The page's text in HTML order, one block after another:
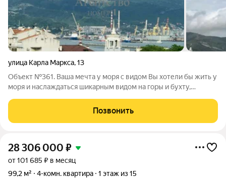
улица Карла Маркса,13
Объект №361. Ваша мечта у моря с видом Вы хотели бы жить у
моря и наслаждаться шикарным видом на горы и бухту,
предложение создано именно для Вас! Просторная 4-
комнатная квартира в самом сердце
Позвонить
28 306 000 ₽
от 101 685 ₽ в месяц
99,2 м²
4-комн. квартира 1 этаж из 15